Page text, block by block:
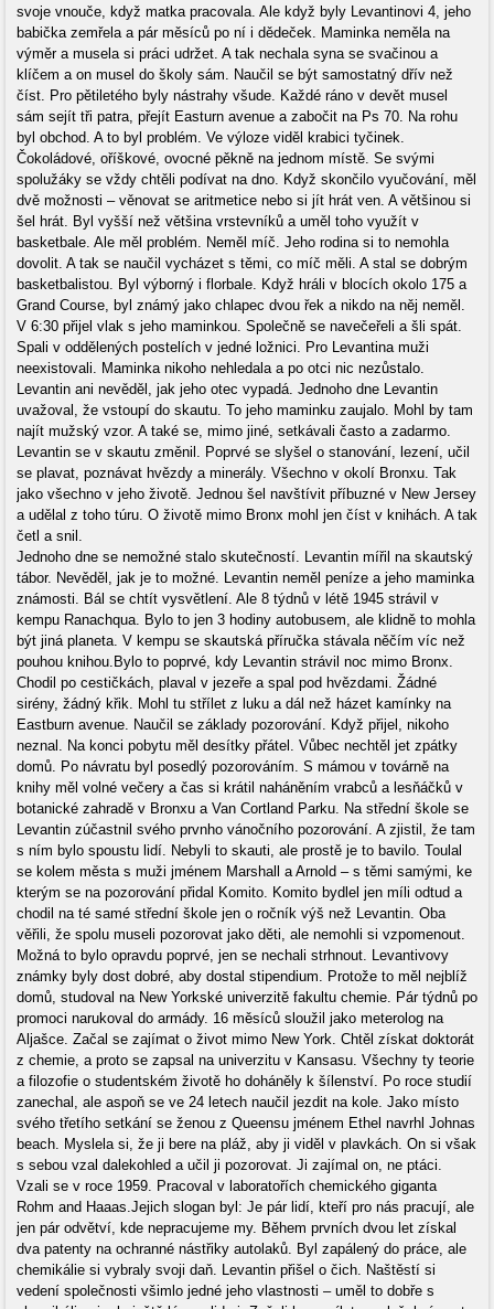
svoje vnouče, když matka pracovala. Ale když byly Levantinovi 4, jeho
babička zemřela a pár měsíců po ní i dědeček. Maminka neměla na
výměr a musela si práci udržet. A tak nechala syna se svačinou a
klíčem a on musel do školy sám. Naučil se být samostatný dřív než
číst. Pro pětiletého byly nástrahy všude. Každé ráno v devět musel
sám sejít tři patra, přejít Easturn avenue a zabočit na Ps 70. Na rohu
byl obchod. A to byl problém. Ve výloze viděl krabici tyčinek.
Čokoládové, oříškové, ovocné pěkně na jednom místě. Se svými
spolužáky se vždy chtěli podívat na dno. Když skončilo vyučování, měl
dvě možnosti – věnovat se aritmetice nebo si jít hrát ven. A většinou si
šel hrát. Byl vyšší než většina vrstevníků a uměl toho využít v
basketbale. Ale měl problém. Neměl míč. Jeho rodina si to nemohla
dovolit. A tak se naučil vycházet s těmi, co míč měli. A stal se dobrým
basketbalistou. Byl výborný i florbale. Když hráli v blocích okolo 175 a
Grand Course, byl známý jako chlapec dvou řek a nikdo na něj neměl.
V 6:30 přijel vlak s jeho maminkou. Společně se navečeřeli a šli spát.
Spali v oddělených postelích v jedné ložnici. Pro Levantina muži
neexistovali. Maminka nikoho nehledala a po otci nic nezůstalo.
Levantin ani nevěděl, jak jeho otec vypadá. Jednoho dne Levantin
uvažoval, že vstoupí do skautu. To jeho maminku zaujalo. Mohl by tam
najít mužský vzor. A také se, mimo jiné, setkávali často a zadarmo.
Levantin se v skautu změnil. Poprvé se slyšel o stanování, lezení, učil
se plavat, poznávat hvězdy a minerály. Všechno v okolí Bronxu. Tak
jako všechno v jeho životě. Jednou šel navštívit příbuzné v New Jersey
a udělal z toho túru. O životě mimo Bronx mohl jen číst v knihách. A tak
četl a snil.
Jednoho dne se nemožné stalo skutečností. Levantin mířil na skautský
tábor. Nevěděl, jak je to možné. Levantin neměl peníze a jeho maminka
známosti. Bál se chtít vysvětlení. Ale 8 týdnů v létě 1945 strávil v
kempu Ranachqua. Bylo to jen 3 hodiny autobusem, ale klidně to mohla
být jiná planeta. V kempu se skautská příručka stávala něčím víc než
pouhou knihou.Bylo to poprvé, kdy Levantin strávil noc mimo Bronx.
Chodil po cestičkách, plaval v jezeře a spal pod hvězdami. Žádné
sirény, žádný křik. Mohl tu střílet z luku a dál než házet kamínky na
Eastburn avenue. Naučil se základy pozorování. Když přijel, nikoho
neznal. Na konci pobytu měl desítky přátel. Vůbec nechtěl jet zpátky
domů. Po návratu byl posedlý pozorováním. S mámou v továrně na
knihy měl volné večery a čas si krátil naháněním vrabců a lesňáčků v
botanické zahradě v Bronxu a Van Cortland Parku. Na střední škole se
Levantin zúčastnil svého prvnho vánočního pozorování. A zjistil, že tam
s ním bylo spoustu lidí. Nebyli to skauti, ale prostě je to bavilo. Toulal
se kolem města s muži jménem Marshall a Arnold – s těmi samými, ke
kterým se na pozorování přidal Komito. Komito bydlel jen míli odtud a
chodil na té samé střední škole jen o ročník výš než Levantin. Oba
věřili, že spolu museli pozorovat jako děti, ale nemohli si vzpomenout.
Možná to bylo opravdu poprvé, jen se nechali strhnout. Levantivovy
známky byly dost dobré, aby dostal stipendium. Protože to měl nejblíž
domů, studoval na New Yorkské univerzitě fakultu chemie. Pár týdnů po
promoci narukoval do armády. 16 měsíců sloužil jako meterolog na
Aljašce. Začal se zajímat o život mimo New York. Chtěl získat doktorát
z chemie, a proto se zapsal na univerzitu v Kansasu. Všechny ty teorie
a filozofie o studentském životě ho doháněly k šílenství. Po roce studií
zanechal, ale aspoň se ve 24 letech naučil jezdit na kole. Jako místo
svého třetího setkání se ženou z Queensu jménem Ethel navrhl Johnas
beach. Myslela si, že ji bere na pláž, aby ji viděl v plavkách. On si však
s sebou vzal dalekohled a učil ji pozorovat. Ji zajímal on, ne ptáci.
Vzali se v roce 1959. Pracoval v laboratořích chemického giganta
Rohm and Haaas.Jejich slogan byl: Je pár lidí, kteří pro nás pracují, ale
jen pár odvětví, kde nepracujeme my. Během prvních dvou let získal
dva patenty na ochranné nástřiky autolaků. Byl zapálený do práce, ale
chemikálie si vybraly svoji daň. Levantin přišel o čich. Naštěstí si
vedení společnosti všimlo jedné jeho vlastnosti – uměl to dobře s